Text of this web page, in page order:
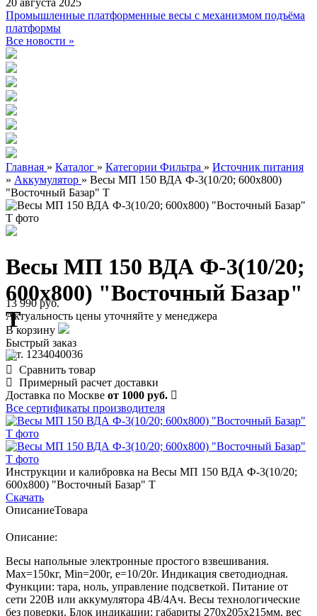
20 августа 2025
Промышленные платформенные весы с механизмом подъёма
платформы
Все новости »
Главная » Каталог » Категории Фильтра » Источник питания
» Аккумулятор » Весы МП 150 ВДА Ф-3(10/20; 600х800)
"Восточный Базар" Т
Весы МП 150 ВДА Ф-3(10/20;
600х800) "Восточный Базар"
Т
арт. 1234040036
13 990 руб.
Актуальность цены уточняйте у менеджера
В корзину
Быстрый заказ
Сравнить товар
Примерный расчет доставки
Доставка по Москве от 1000 руб.
Все сертификаты производителя
Инструкции и калибровка на Весы МП 150 ВДА Ф-3(10/20;
600х800) "Восточный Базар" Т
Скачать
ОписаниеТовара
Описание:
Весы напольные электронные простого взвешивания.
Max=150кг, Min=200г, e=10/20г. Индикация светодиодная.
Функции: тара, ноль, управление подсветкой. Питание от
сети 220В или аккумулятора 4В/4Ач. Весы технологические
без поверки. Блок индикации: габариты 270х205х215мм, вес